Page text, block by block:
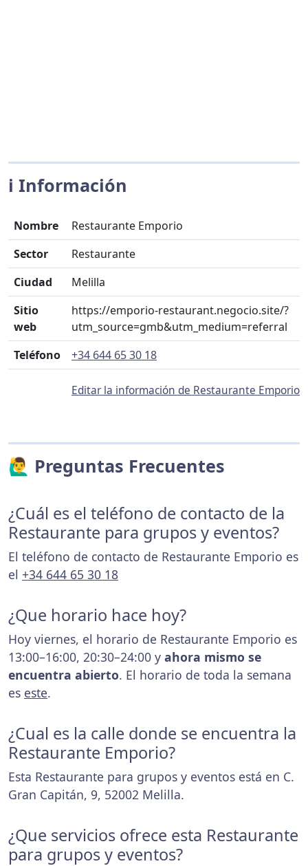
ℹ️ Información
Nombre
Restaurante Emporio
Sector
Restaurante
Ciudad
Melilla
Sitio
web
https://emporio-restaurant.negocio.site/?
utm_source=gmb&utm_medium=referral
Teléfono
+34 644 65 30 18
Editar la información de Restaurante Emporio
🙋‍♂️ Preguntas Frecuentes
¿Cuál es el teléfono de contacto de la
Restaurante para grupos y eventos?
El teléfono de contacto de Restaurante Emporio es
el +34 644 65 30 18
¿Que horario hace hoy?
Hoy viernes, el horario de Restaurante Emporio es
13:00–16:00, 20:30–24:00 y ahora mismo se
encuentra abierto. El horario de toda la semana
es este.
¿Cual es la calle donde se encuentra la
Restaurante Emporio?
Esta Restaurante para grupos y eventos está en C.
Gran Capitán, 9, 52002 Melilla.
¿Que servicios ofrece esta Restaurante
para grupos y eventos?